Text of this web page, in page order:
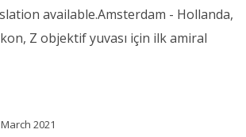
available.Amsterdam - Hollanda,
Z objektif yuvası için ilk amiral
2021